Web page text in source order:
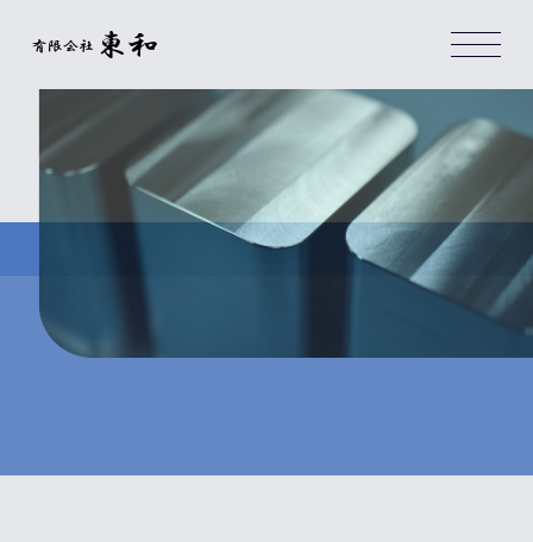
60年間の匠の技を継承してい
る東京都大田区の町工場です。
Heritage Craft,
Modern
Precision